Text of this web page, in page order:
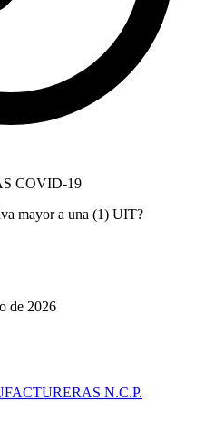
COVID-19
mayor a una (1) UIT?
de 2026
N.C.P.